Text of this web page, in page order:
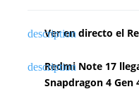
Ver en directo el
Redmi Note 17
Snapdragon 4 Gen